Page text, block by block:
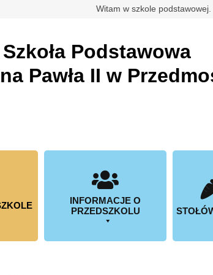
Witam w szkole
Szkoła Podstawowa
Pawła II w
INFORMACJE O
PRZEDSZKOLU